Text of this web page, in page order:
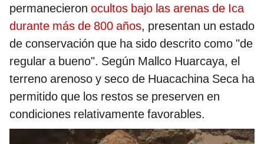
permanecieron ocultos bajo las arenas de Ica
durante más de 800 años, presentan un estado
de conservación que ha sido descrito como "de
regular a bueno". Según Mallco Huarcaya, el
terreno arenoso y seco de Huacachina Seca ha
permitido que los restos se preserven en
condiciones relativamente favorables.